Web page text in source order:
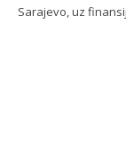
Sarajevo, uz